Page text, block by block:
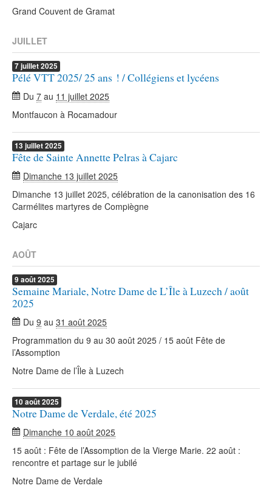
Grand Couvent de Gramat
JUILLET
7juillet2025
Pélé VTT 2025/ 25 ans ! / Collégiens et lycéens
Du 7 au 11 juillet 2025
Montfaucon à Rocamadour
13 juillet2025
Fête de Sainte Annette Pelras à Cajarc
Dimanche 13 juillet 2025
Dimanche 13 juillet 2025, célébration de la canonisation des 16
Carmélites martyres de Compiègne
Cajarc
AOÛT
9 août2025
Semaine Mariale, Notre Dame de L’Île à Luzech / août
2025
Du 9 au 31 août 2025
Programmation du 9 au 30 août 2025 / 15 août Fête de
l’Assomption
Notre Dame de l’Île à Luzech
10 août2025
Notre Dame de Verdale, été 2025
Dimanche 10 août 2025
15 août : Fête de l’Assomption de la Vierge Marie. 22 août :
rencontre et partage sur le jubilé
Notre Dame de Verdale